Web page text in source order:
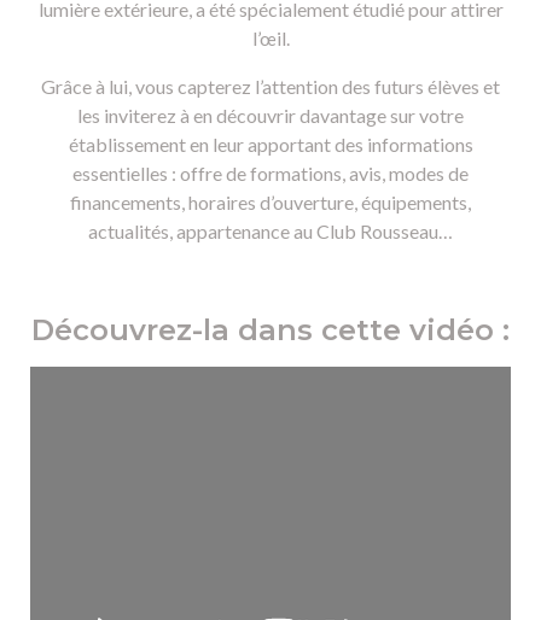
lumière extérieure, a été spécialement étudié pour attirer
l’œil.
Grâce à lui, vous capterez l’attention des futurs élèves et
les inviterez à en découvrir davantage sur votre
établissement en leur apportant des informations
essentielles : offre de formations, avis, modes de
financements, horaires d’ouverture, équipements,
actualités, appartenance au Club Rousseau…
Découvrez-la dans cette vidéo :